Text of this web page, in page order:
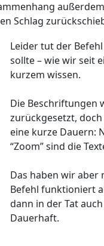
Schlag
Leider tut der
sollte – wie wir seit
kurzem wissen.
Die Beschriftungen
zurückgesetzt,
eine kurze Dauern:
“Zoom” sind die
Das haben wir
Befehl funktioniert
dann in der Tat
Dauerhaft.